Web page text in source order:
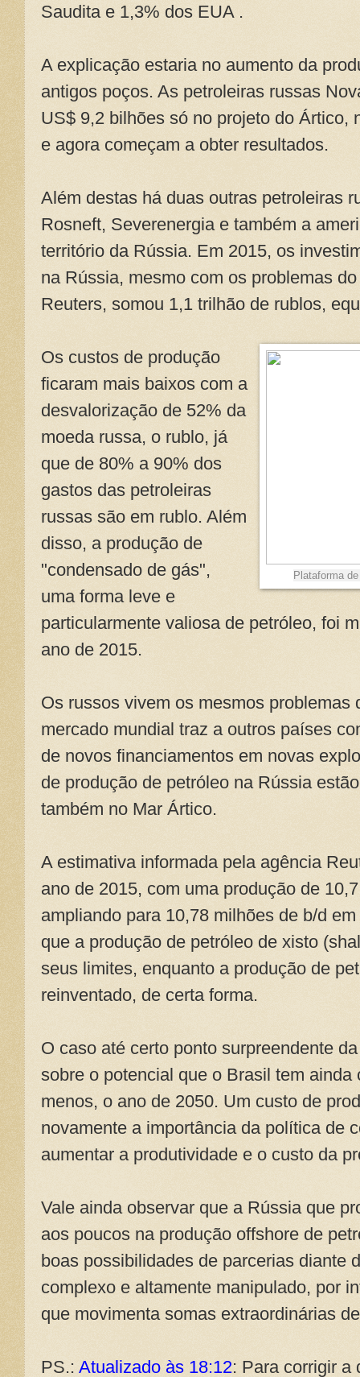
Saudita e 1,3% dos EUA .
A explicação estaria no aumento da
antigos poços. As petroleiras russas
US$ 9,2 bilhões só no projeto do Ártico,
e agora começam a obter resultados.
Além destas há duas outras petroleiras
Rosneft, Severenergia e também a
território da Rússia. Em 2015, os
na Rússia, mesmo com os problemas
Reuters, somou 1,1 trilhão de rublos,
Plataforma
Os custos de produção
ficaram mais baixos com a
desvalorização de 52% da
moeda russa, o rublo, já
que de 80% a 90% dos
gastos das petroleiras
russas são em rublo. Além
disso, a produção de
"condensado de gás",
uma forma leve e
particularmente valiosa de petróleo, foi
ano de 2015.
Os russos vivem os mesmos problemas
mercado mundial traz a outros países
de novos financiamentos em novas
de produção de petróleo na Rússia
também no Mar Ártico.
A estimativa informada pela agência
ano de 2015, com uma produção de
ampliando para 10,78 milhões de b/d
que a produção de petróleo de xisto
seus limites, enquanto a produção de
reinventado, de certa forma.
O caso até certo ponto surpreendente
sobre o potencial que o Brasil tem ainda
menos, o ano de 2050. Um custo de
novamente a importância da política de
aumentar a produtividade e o custo da
Vale ainda observar que a Rússia que
aos poucos na produção offshore de
boas possibilidades de parcerias diante
complexo e altamente manipulado, por
que movimenta somas extraordinárias
PS.: Atualizado às 18:12: Para corrigir a